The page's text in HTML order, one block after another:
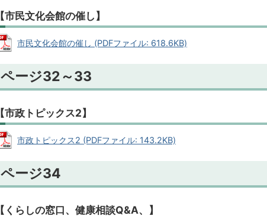
【市民文化会館の催し】
市民文化会館の催し (PDFファイル: 618.6KB)
ページ32～33
【市政トピックス2】
市政トピックス2 (PDFファイル: 143.2KB)
ページ34
【くらしの窓口、健康相談Q&A、】